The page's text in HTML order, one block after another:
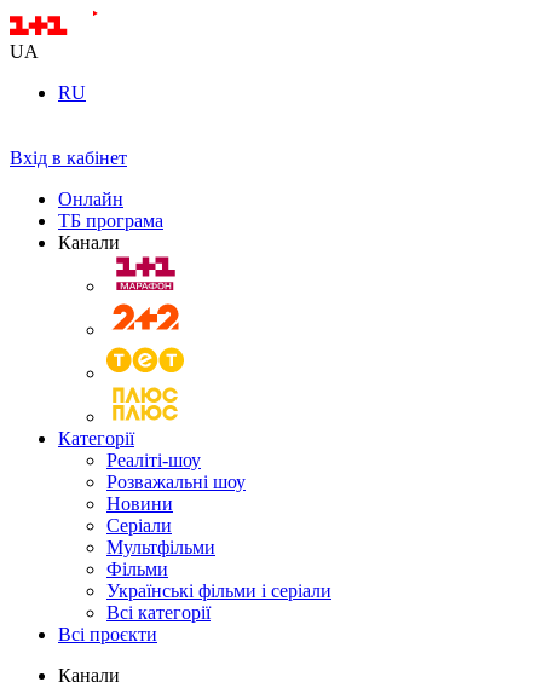
UA
RU
Вхід в кабінет
Онлайн
ТБ програма
Канали
Категорії
Реаліті-шоу
Розважальні шоу
Новини
Серіали
Мультфільми
Фільми
Українські фільми і серіали
Всі категорії
Всі проєкти
Канали